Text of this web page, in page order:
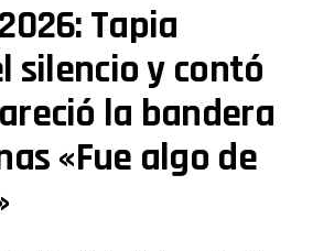
Tapia
silencio y contó
la bandera
«Fue algo de